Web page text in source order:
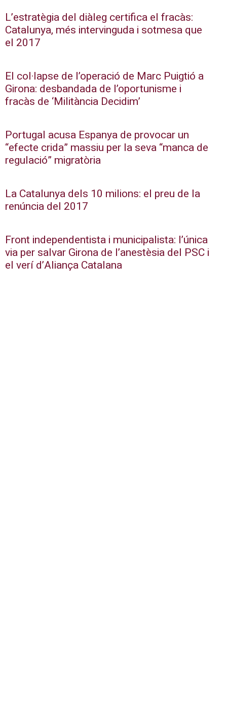
L’estratègia del diàleg certifica el fracàs:
Catalunya, més intervinguda i sotmesa que
el 2017
El col·lapse de l’operació de Marc Puigtió a
Girona: desbandada de l’oportunisme i
fracàs de ‘Militància Decidim’
Portugal acusa Espanya de provocar un
“efecte crida” massiu per la seva “manca de
regulació” migratòria
La Catalunya dels 10 milions: el preu de la
renúncia del 2017
Front independentista i municipalista: l’única
via per salvar Girona de l’anestèsia del PSC i
el verí d’Aliança Catalana